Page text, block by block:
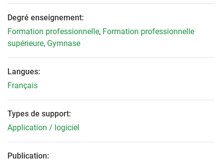
Degré enseignement:
Formation professionnelle, Formation professionnelle
supérieure, Gymnase
Langues:
Français
Types de support:
Application / logiciel
Publication: